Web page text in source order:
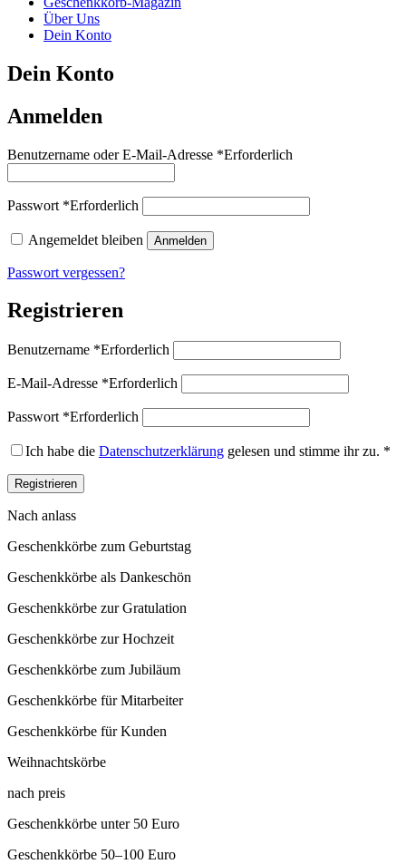
Über Uns
Dein Konto
Dein Konto
Anmelden
Benutzername oder E-Mail-Adresse *Erforderlich
Passwort *Erforderlich
Angemeldet bleiben Anmelden
Passwort vergessen?
Registrieren
Benutzername *Erforderlich
E-Mail-Adresse *Erforderlich
Passwort *Erforderlich
Ich habe die Datenschutzerklärung gelesen und stimme ihr zu. *
Registrieren
Nach anlass
Geschenkkörbe zum Geburtstag
Geschenkkörbe als Dankeschön
Geschenkkörbe zur Gratulation
Geschenkkörbe zur Hochzeit
Geschenkkörbe zum Jubiläum
Geschenkkörbe für Mitarbeiter
Geschenkkörbe für Kunden
Weihnachtskörbe
nach preis
Geschenkkörbe unter 50 Euro
Geschenkkörbe 50–100 Euro